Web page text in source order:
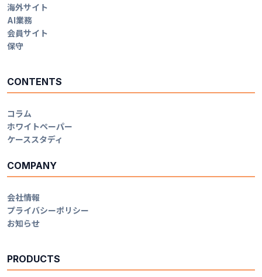
海外サイト
AI業務
会員サイト
保守
CONTENTS
コラム
ホワイトペーパー
ケーススタディ
COMPANY
会社情報
プライバシーポリシー
お知らせ
PRODUCTS